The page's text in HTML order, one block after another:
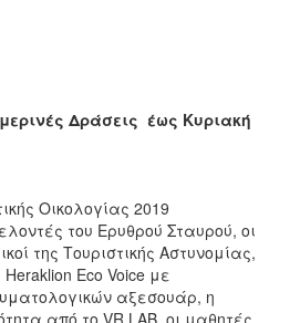
Δράσεις έως Κυριακή
Οικολογίας 2019
του Ερυθρού Σταυρού, οι
της Τουριστικής Αστυνομίας,
Eco Voice με
αξεσουάρ, η